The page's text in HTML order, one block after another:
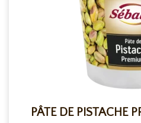
PÂTE DE PISTACHE